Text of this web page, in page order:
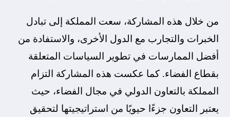
من خلال هذه المشاركة، سعت المملكة إلى تبادل
الخبرات والتجارب مع الدول الأخرى، والاستفادة من
أفضل الممارسات في تطوير السياسات المتعلقة
بقطاع الفضاء. كما عكست هذه المشاركة التزام
المملكة بالتعاون الدولي في مجال الفضاء، حيث
يعتبر التعاون جزءًا حيويًا من استراتيجيتها لتحقيق